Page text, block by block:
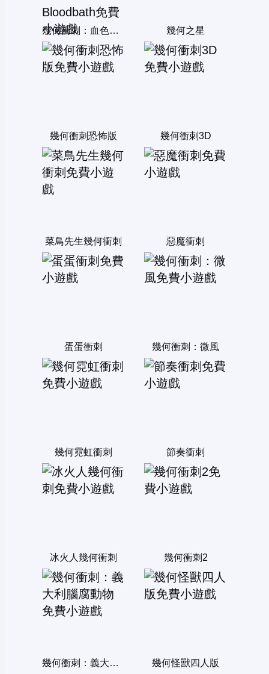
幾何衝刺：血色狂潮 Geometry Dash Bloodbath 幾何之星
幾何衝刺恐怖版 幾何衝刺3D
菜鳥先生幾何衝刺 惡魔衝刺
蛋蛋衝刺 幾何衝刺：微風
幾何霓虹衝刺 節奏衝刺
冰火人幾何衝刺 幾何衝刺2
幾何衝刺：義大利腦腐動物 幾何怪獸四人版